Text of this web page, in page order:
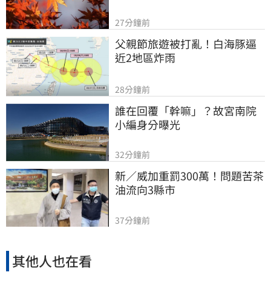
27分鐘前
父親節旅遊被打亂！白海豚逼
近2地區炸雨
28分鐘前
誰在回覆「幹嘛」？故宮南院
小編身分曝光
32分鐘前
新／威加重罰300萬！問題苦茶
油流向3縣市
37分鐘前
其他人也在看